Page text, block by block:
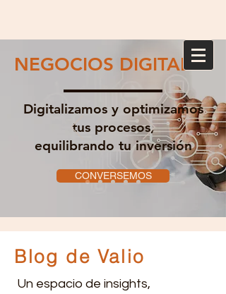
NEGOCIOS DIGITALES
Digitalizamos y optimizamos
tus procesos,
equilibrando tu inversión
CONVERSEMOS
Blog de Valio
Un espacio de insights,